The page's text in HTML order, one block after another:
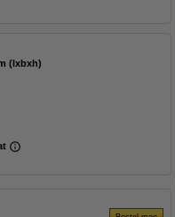
mm (lxbxh)